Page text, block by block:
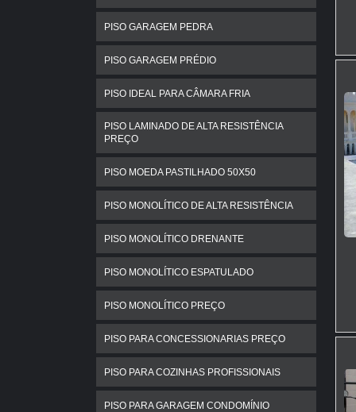
PISO GARAGEM PEDRA
PISO GARAGEM PRÉDIO
PISO IDEAL PARA CÂMARA FRIA
PISO LAMINADO DE ALTA RESISTÊNCIA
PREÇO
PISO MOEDA PASTILHADO 50X50
PISO MONOLÍTICO DE ALTA RESISTÊNCIA
PISO MONOLÍTICO DRENANTE
PISO MONOLÍTICO ESPATULADO
PISO MONOLÍTICO PREÇO
PISO PARA CONCESSIONARIAS PREÇO
PISO PARA COZINHAS PROFISSIONAIS
PISO PARA GARAGEM CONDOMÍNIO